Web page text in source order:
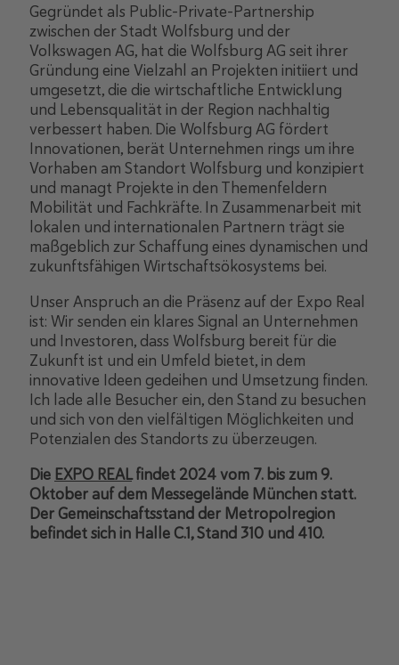
Gegründet als Public-Private-Partnership
zwischen der Stadt Wolfsburg und der
Volkswagen AG, hat die Wolfsburg AG seit ihrer
Gründung eine Vielzahl an Projekten initiiert und
umgesetzt, die die wirtschaftliche Entwicklung
und Lebensqualität in der Region nachhaltig
verbessert haben. Die Wolfsburg AG fördert
Innovationen, berät Unternehmen rings um ihre
Vorhaben am Standort Wolfsburg und konzipiert
und managt Projekte in den Themenfeldern
Mobilität und Fachkräfte. In Zusammenarbeit mit
lokalen und internationalen Partnern trägt sie
maßgeblich zur Schaffung eines dynamischen und
zukunftsfähigen Wirtschaftsökosystems bei.
Unser Anspruch an die Präsenz auf der Expo Real
ist: Wir senden ein klares Signal an Unternehmen
und Investoren, dass Wolfsburg bereit für die
Zukunft ist und ein Umfeld bietet, in dem
innovative Ideen gedeihen und Umsetzung finden.
Ich lade alle Besucher ein, den Stand zu besuchen
und sich von den vielfältigen Möglichkeiten und
Potenzialen des Standorts zu überzeugen.
Die EXPO REALfindet 2024 vom 7. bis zum 9.
Oktober auf dem Messegelände München statt.
Der Gemeinschaftsstand der Metropolregion
befindet sich in Halle C.1, Stand 310 und 410.